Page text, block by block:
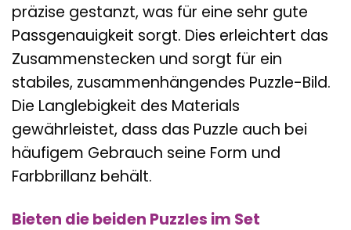
präzise gestanzt, was für eine sehr gute
Passgenauigkeit sorgt. Dies erleichtert das
Zusammenstecken und sorgt für ein
stabiles, zusammenhängendes Puzzle-Bild.
Die Langlebigkeit des Materials
gewährleistet, dass das Puzzle auch bei
häufigem Gebrauch seine Form und
Farbbrillanz behält.
Bieten die beiden Puzzles im Set